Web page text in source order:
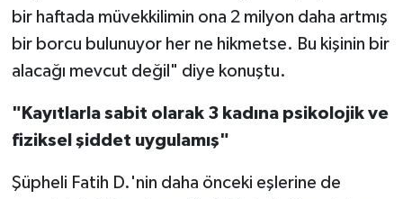
bir haftada müvekkilimin ona 2 milyon daha artmış
bir borcu bulunuyor her ne hikmetse. Bu kişinin bir
alacağı mevcut değil" diye konuştu.
"Kayıtlarla sabit olarak 3 kadına psikolojik ve
fiziksel şiddet uygulamış"
Şüpheli Fatih D.'nin daha önceki eşlerine de